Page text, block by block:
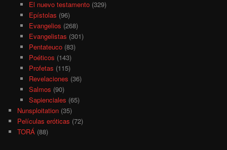
El nuevo testamento(329)
Epístolas (96)
Evangelios (268)
Evangelistas (301)
Pentateuco(83)
Poéticos (143)
Profetas (115)
Revelaciones (36)
Salmos (90)
Sapienciales (65)
Nunsploitation (35)
Películas eróticas (72)
TORÁ (88)